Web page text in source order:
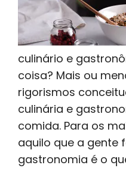
culinário e
coisa? Mais ou
rigorismos
culinária e
comida. Para os
aquilo que a gente
gastronomia é o